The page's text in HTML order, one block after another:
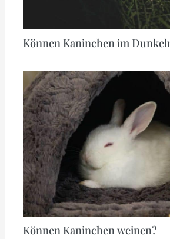
Können Kaninchen im
Können Kaninchen weinen?